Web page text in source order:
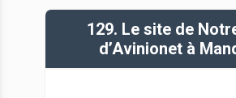
129. Le site de
d’Avinionet à